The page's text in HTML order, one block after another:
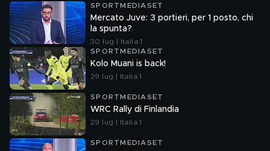
SPORTMEDIASET
Mercato Juve: 3 portieri, per 1 posto, chi
la spunta?
30 lug | Italia 1
SPORTMEDIASET
Kolo Muani is back!
29 lug | Italia 1
SPORTMEDIASET
WRC Rally di Finlandia
29 lug | Italia 1
SPORTMEDIASET